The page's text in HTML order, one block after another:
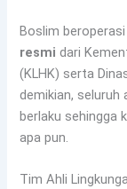
Boslim
resmi dari
(KLHK) serta
demikian, seluruh
berlaku sehingga
apa pun.
Tim Ahli